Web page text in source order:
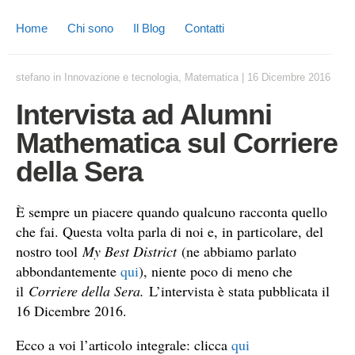
Home Chi sono Il Blog Contatti
stefano in Innovazione e tecnologia, Matematica 16 Dicembre 2016
Intervista ad Alumni
Mathematica sul Corriere
della Sera
È sempre un piacere quando qualcuno racconta quello
che fai. Questa volta parla di noi e, in particolare, del
nostro toolMy Best District (ne abbiamo parlato
abbondantemente qui), niente poco di meno che
il Corriere della Sera. L’intervista è stata pubblicata il
16 Dicembre 2016.
Ecco a voi l’articolo integrale: clicca qui